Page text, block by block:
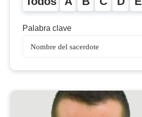
Palabra clave
Sacerdotes